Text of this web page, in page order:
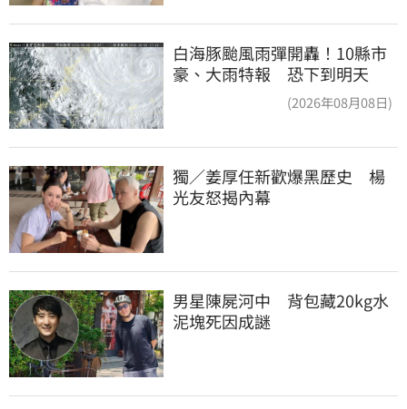
白海豚颱風雨彈開轟！10縣市
豪、大雨特報 恐下到明天
(2026年08月08日)
獨／姜厚任新歡爆黑歷史　楊
光友怒揭內幕
男星陳屍河中　背包藏20kg水
泥塊死因成謎